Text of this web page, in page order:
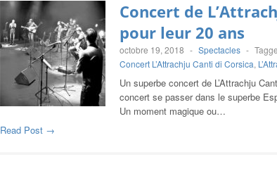
Concert de
pour leur 20 ans
octobre 19, 2018 - Spectacles -
Concert L’Attrachju Canti di Corsica,
Un superbe concert de L’Attrachju
concert se passer dans le superbe
Un moment magique ou…
Read Post →